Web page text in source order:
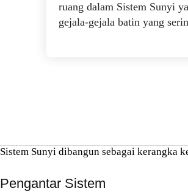
ruang dalam Sistem Sunyi
gejala-gejala batin yang
Sistem Sunyi dibangun sebagai kerangka
Pengantar Sistem